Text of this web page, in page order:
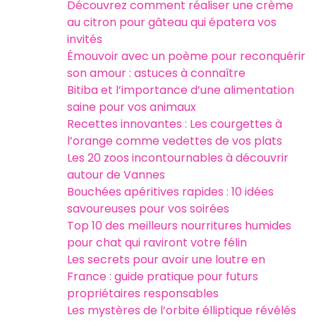
Découvrez comment réaliser une crème
au citron pour gâteau qui épatera vos
invités
Émouvoir avec un poème pour reconquérir
son amour : astuces à connaître
Bitiba et l’importance d’une alimentation
saine pour vos animaux
Recettes innovantes : Les courgettes à
l’orange comme vedettes de vos plats
Les 20 zoos incontournables à découvrir
autour de Vannes
Bouchées apéritives rapides : 10 idées
savoureuses pour vos soirées
Top 10 des meilleurs nourritures humides
pour chat qui raviront votre félin
Les secrets pour avoir une loutre en
France : guide pratique pour futurs
propriétaires responsables
Les mystères de l’orbite élliptique révélés